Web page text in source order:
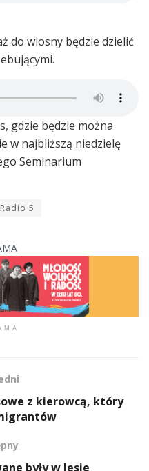
do wiosny będzie dzielić
gdzie będzie można
w najbliższą niedzielę
Seminarium
5
z kierowcą, który
były w lesie